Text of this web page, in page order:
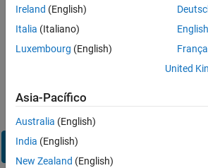
su
contraseña?
Iniciar
Ireland (English)
Italia (Italiano)
Luxembourg (English)
English
United
Asia-Pacífico
Australia (English)
India (English)
New Zealand (English)